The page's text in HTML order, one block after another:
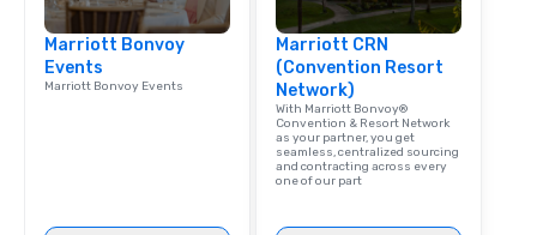
experience with three
signature dishes at
Our affordable tours
included. The only
are drinks. However,
package upgrade is
Marriott Bonvoy
Events
Marriott Bonvoy Events
Marriott CRN
(Convention Resort
Network)
With Marriott Bonvoy®
Convention & Resort Network
as your partner, you get
seamless, centralized sourcing
and contracting across every
one of our part